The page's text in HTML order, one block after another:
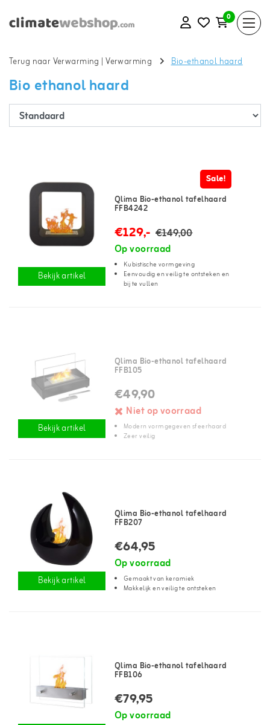
0
Terug naar Verwarming |Verwarming Bio-ethanol haard
Bio ethanol haard
Bekijk artikel
Sale!
Qlima Bio-ethanol tafelhaard
FFB4242
€129,- €149,00
Op voorraad
Kubistische vormgeving
Eenvoudig en veilig te ontsteken en
bij te vullen
Bekijk artikel
Qlima Bio-ethanol tafelhaard
FFB105
€49,90
Niet op voorraad
Modern vormgegeven sfeerhaard
Zeer veilig
Bekijk artikel
Qlima Bio-ethanol tafelhaard
FFB207
€64,95
Op voorraad
Gemaakt van keramiek
Makkelijk en veilig te ontsteken
Qlima Bio-ethanol tafelhaard
FFB106
€79,95
Op voorraad